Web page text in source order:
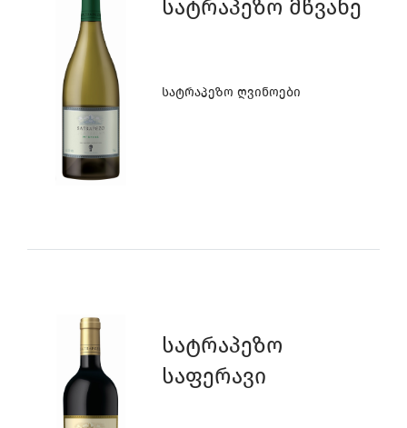
Სატრაპეზო Მწვანე
Სატრაპეზო Ღვინოები
Სატრაპეზო
Საფერავი